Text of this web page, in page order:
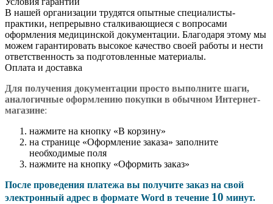
В нашей организации трудятся опытные специалисты-
практики, непрерывно сталкивающиеся с вопросами
оформления медицинской документации. Благодаря этому мы
можем гарантировать высокое качество своей работы и нести
ответственность за подготовленные материалы.
Оплата и доставка
Для получения документации просто выполните шаги,
аналогичные оформлению покупки в обычном Интернет-
магазине:
нажмите на кнопку «В корзину»
на странице «Оформление заказа» заполните
необходимые поля
нажмите на кнопку «Оформить заказ»
После проведения платежа вы получите заказ на свой
электронный адрес в формате Word в течение 10 минут.